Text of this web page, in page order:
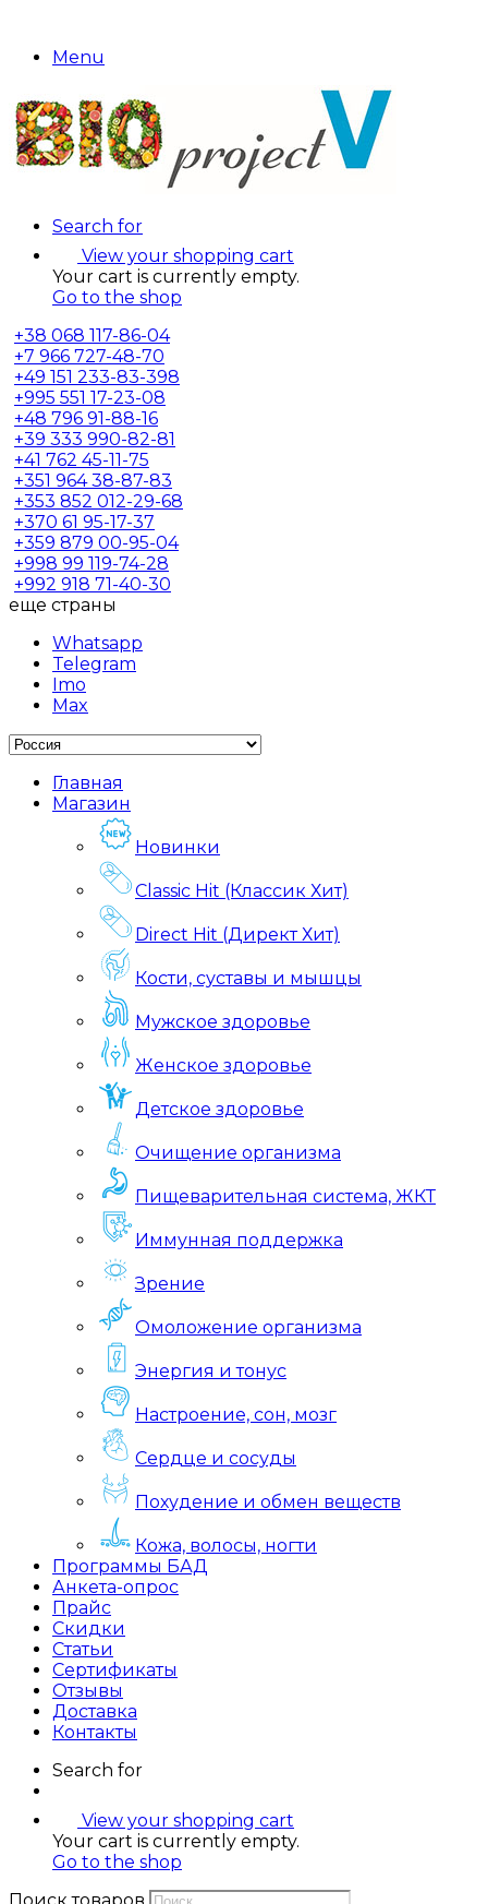
Menu
Search for
View your shopping cart
Your cart is currently empty.
Go to the shop
+38 068 117-86-04
+7 966 727-48-70
+49 151 233-83-398
+995 551 17-23-08
+48 796 91-88-16
+39 333 990-82-81
+41 762 45-11-75
+351 964 38-87-83
+353 852 012-29-68
+370 61 95-17-37
+359 879 00-95-04
+998 99 119-74-28
+992 918 71-40-30
еще страны
Whatsapp
Telegram
Imo
Max
Главная
Магазин
Новинки
Classic Hit (Классик Хит)
Direct Hit (Директ Хит)
Кости, суставы и мышцы
Мужское здоровье
Женское здоровье
Детское здоровье
Очищение организма
Пищеварительная система, ЖКТ
Иммунная поддержка
Зрение
Омоложение организма
Энергия и тонус
Настроение, сон, мозг
Сердце и сосуды
Похудение и обмен веществ
Кожа, волосы, ногти
Программы БАД
Анкета-опрос
Прайс
Скидки
Статьи
Сертификаты
Отзывы
Доставка
Контакты
Search for
View your shopping cart
Your cart is currently empty.
Go to the shop